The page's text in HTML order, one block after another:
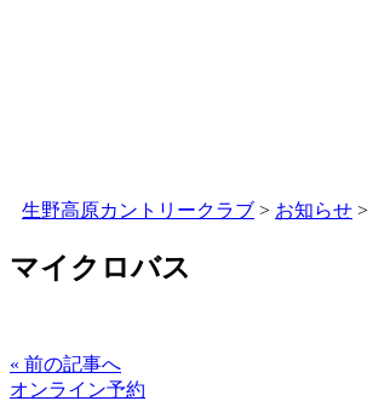
生野高原カントリークラブ > お知らせ >
マイクロバス
« 前の記事へ
オンライン予約